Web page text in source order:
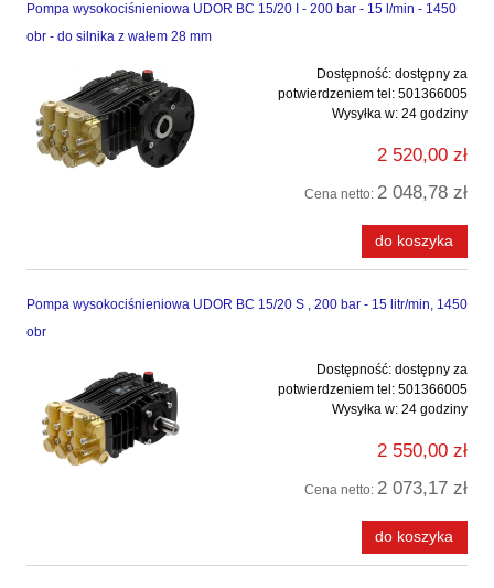
Pompa wysokociśnieniowa UDOR BC 15/20 I - 200 bar - 15 l/min - 1450
obr - do silnika z wałem 28 mm
Dostępność: dostępny za
potwierdzeniem tel: 501366005
Wysyłka w: 24 godziny
2 520,00 zł
Cena netto: 2 048,78 zł
do koszyka
Pompa wysokociśnieniowa UDOR BC 15/20 S , 200 bar - 15 litr/min, 1450
obr
Dostępność: dostępny za
potwierdzeniem tel: 501366005
Wysyłka w: 24 godziny
2 550,00 zł
Cena netto: 2 073,17 zł
do koszyka